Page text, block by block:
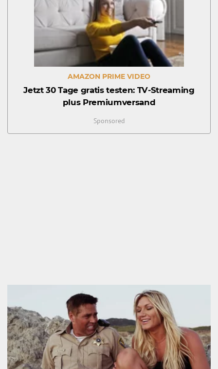
AMAZON PRIME VIDEO
Jetzt 30 Tage gratis testen: TV-Streaming
plus Premiumversand
Sponsored